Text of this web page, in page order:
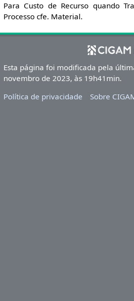
Para Custo de Recurso quando
Processo cfe. Material.
Esta página foi modificada pela
novembro de 2023, às 19h41min.
Política de privacidade
Sobre